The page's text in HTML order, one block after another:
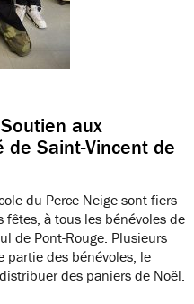
aux
de Saint-Vincent de
du Perce-Neige sont fiers
fêtes, à tous les bénévoles de
de Pont-Rouge. Plusieurs
partie des bénévoles, le
des paniers de Noël.